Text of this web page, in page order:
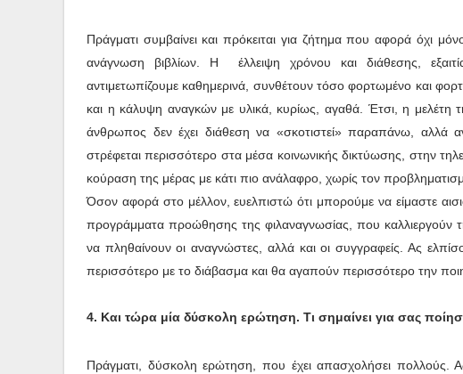
Πράγματι συμβαίνει και πρόκειται για ζήτημα που αφορά όχι
ανάγνωση βιβλίων. Η έλλειψη χρόνου και διάθεσης,
αντιμετωπίζουμε καθημερινά, συνθέτουν τόσο φορτωμένο και
και η κάλυψη αναγκών με υλικά, κυρίως, αγαθά. Έτσι, η μελέτη
άνθρωπος δεν έχει διάθεση να «σκοτιστεί» παραπάνω, αλλά
στρέφεται περισσότερο στα μέσα κοινωνικής δικτύωσης, στην
κούραση της μέρας με κάτι πιο ανάλαφρο, χωρίς τον
Όσον αφορά στο μέλλον, ευελπιστώ ότι μπορούμε να είμαστε
προγράμματα προώθησης της φιλαναγνωσίας, που καλλιεργούν
να πληθαίνουν οι αναγνώστες, αλλά και οι συγγραφείς. Ας
περισσότερο με το διάβασμα και θα αγαπούν περισσότερο την
4. Και τώρα μία δύσκολη ερώτηση. Τι σημαίνει για σας
Πράγματι, δύσκολη ερώτηση, που έχει απασχολήσει πολλούς.